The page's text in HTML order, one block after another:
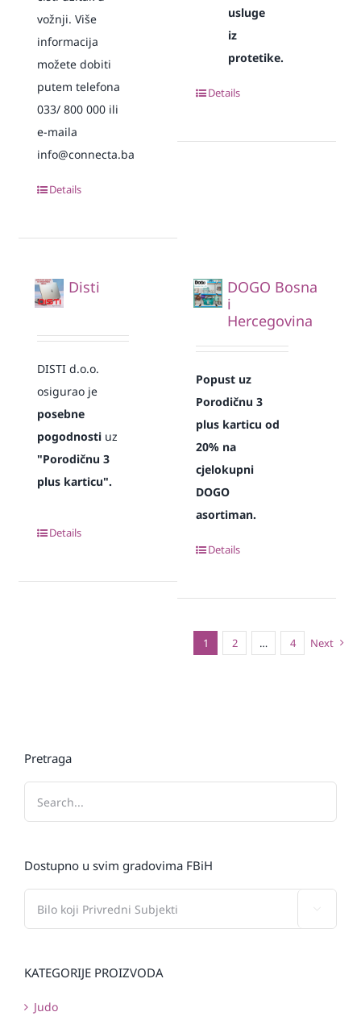
vožnji. Više
informacija
možete dobiti
putem telefona
033/ 800 000 ili
e-maila
info@connecta.ba
Details
usluge
iz
protetike.
Details
Disti
DISTI d.o.o.
osigurao je
posebne
pogodnostiuz
"Porodičnu 3
plus karticu".
Details
DOGO Bosna
i
Hercegovina
Popust uz
Porodičnu 3
plus karticu od
20% na
cjelokupni
DOGO
asortiman.
Details
1 2 … 4 Next
Pretraga
Dostupno u svim gradovima FBiH
KATEGORIJE PROIZVODA
Judo